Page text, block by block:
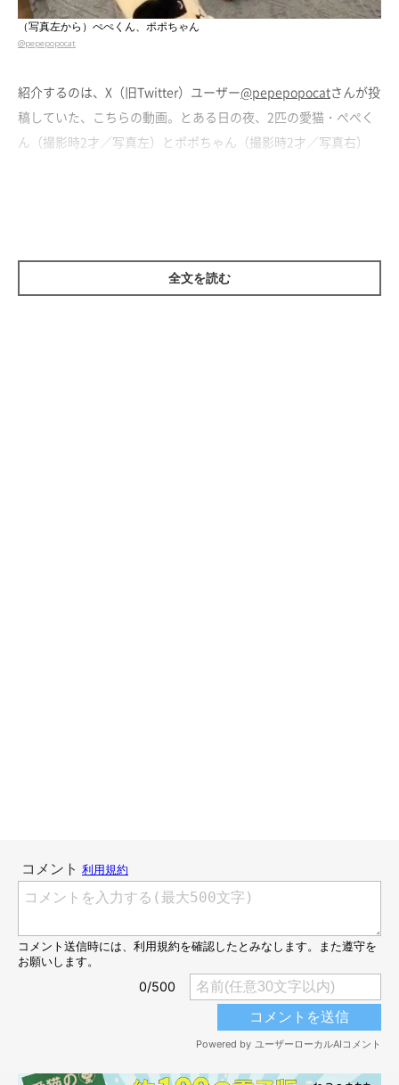
（写真左から）ぺぺくん、ポポちゃん
@pepepopocat
紹介するのは、X（旧Twitter）ユーザー@pepepopocatさんが投
稿していた、こちらの動画。とある日の夜、2匹の愛猫・ぺぺく
ん（撮影時2才／写真左）とポポちゃん（撮影時2才／写真右）
ん。2匹の仲良しぶりがうかがえる光景に癒されますが、この直
後にさらにキュンとする展開が待っていたようです。
た（笑） 可愛い寝落ちの瞬間を目撃した飼い主さんに、当時の
出来事を聞いてみることに。
飼い主さん：
「見た瞬間、 『仲良し老夫婦みたい！』と。お互い猫背で、何と
なくしょぼんと首が下を向いていて……それぞれがそこはかとな
く老人ちっくなフォルムで寄り添っており、『ポポおばあちゃん
なの？ ぺぺおじいちゃんなの？』と、思わず口に出していまし
た（笑）
全文を読む